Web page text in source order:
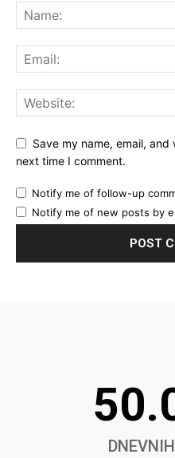
Save my name, email,
next time I comment.
Notify me of follow-up
Notify me of new posts by